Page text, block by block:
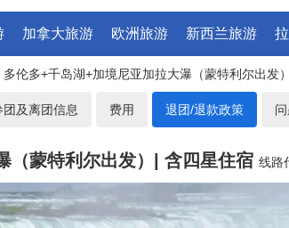
加拿大旅游 欧洲旅游 新西兰旅游
伦多+千岛湖+加境尼亚加拉大瀑（蒙特利尔出发
团及离团信息 费用 退团/退款政策
（蒙特利尔出发）| 含四星住宿 线路